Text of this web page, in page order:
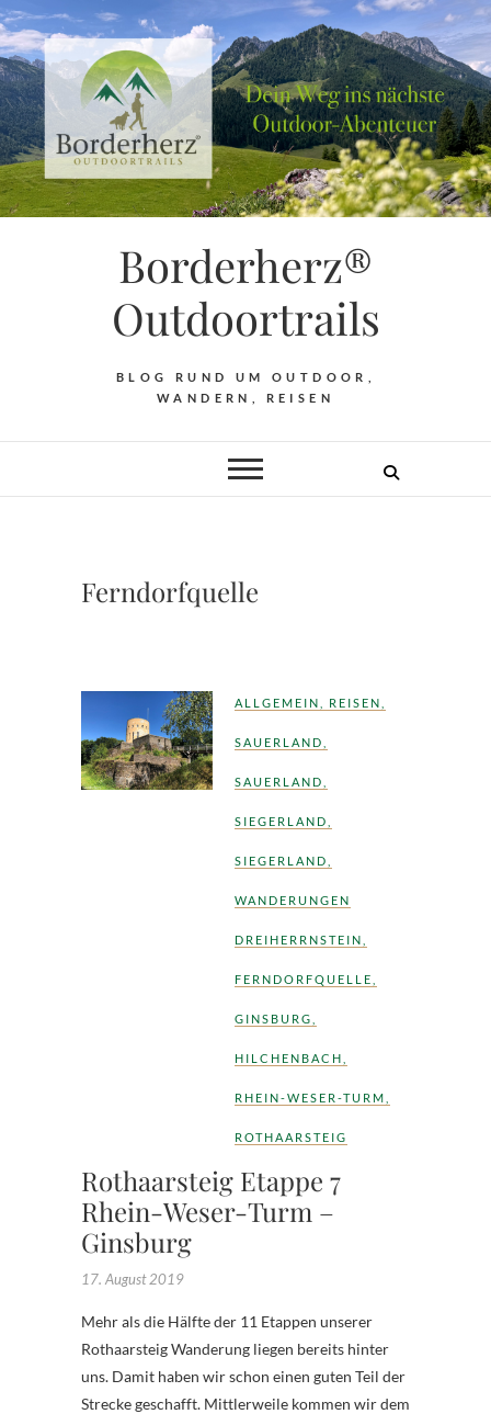
Borderherz®
Outdoortrails
BLOG RUND UM OUTDOOR,
WANDERN, REISEN
Ferndorfquelle
ALLGEMEIN REISEN
SAUERLAND
SAUERLAND
SIEGERLAND
SIEGERLAND
WANDERUNGEN
DREIHERRNSTEIN
FERNDORFQUELLE
GINSBURG
HILCHENBACH
RHEIN-WESER-TURM
ROTHAARSTEIG
Rothaarsteig Etappe 7
Rhein-Weser-Turm –
Ginsburg
17. August 2019
Mehr als die Hälfte der 11 Etappen unserer
Rothaarsteig Wanderung liegen bereits hinter
uns. Damit haben wir schon einen guten Teil der
Strecke geschafft. Mittlerweile kommen wir dem